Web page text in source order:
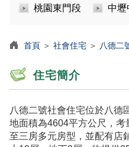
桃園東門段 中壢
首頁 ＞ 社會住宅 ＞ 八德二
住宅簡介
八德二號社會住宅位於八德
地面積為4604平方公尺，
至三房多元房型，並配有店